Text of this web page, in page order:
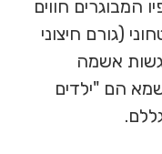
המבוגרים חווים
(גורם חיצוני
אשמה
הם "ילדים